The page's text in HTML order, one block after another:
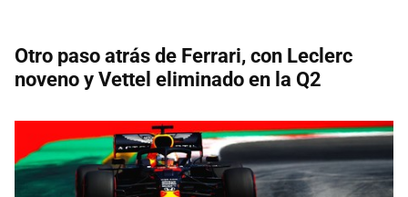
Otro paso atrás de Ferrari, con Leclerc
noveno y Vettel eliminado en la Q2